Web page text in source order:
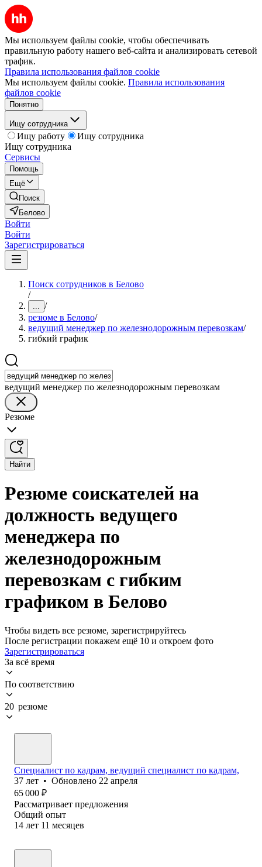
Мы используем файлы cookie, чтобы обеспечивать
правильную работу нашего веб-сайта и анализировать сетевой
трафик.
Правила использования файлов cookie
Мы используем файлы cookie. Правила использования
файлов cookie
Понятно
Ищу сотрудника
Ищу работу
Ищу сотрудника
Ищу сотрудника
Сервисы
Помощь
Ещё
Поиск
Белово
Войти
Войти
Зарегистрироваться
Поиск сотрудников в Белово
/
... /
резюме в Белово/
ведущий менеджер по железнодорожным перевозкам/
гибкий график
ведущий менеджер по железнодорожным перевозкам
Резюме
Найти
Резюме соискателей на
должность ведущего
менеджера по
железнодорожным
перевозкам с гибким
графиком в Белово
Чтобы видеть все резюме, зарегистрируйтесь
После регистрации покажем ещё 10 и откроем фото
Зарегистрироваться
За всё время
По соответствию
20 резюме
Специалист по кадрам, ведущий специалист по кадрам,
37 лет • Обновлено 22 апреля
65 000 ₽
Рассматривает предложения
Общий опыт
14 лет 11 месяцев